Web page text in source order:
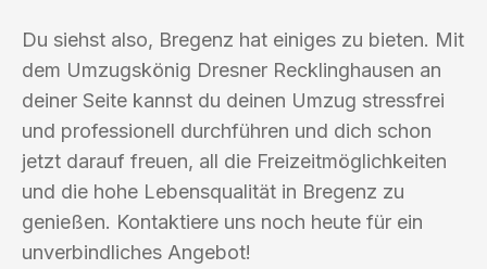
Du siehst also, Bregenz hat einiges zu bieten. Mit
dem Umzugskönig Dresner Recklinghausen an
deiner Seite kannst du deinen Umzug stressfrei
und professionell durchführen und dich schon
jetzt darauf freuen, all die Freizeitmöglichkeiten
und die hohe Lebensqualität in Bregenz zu
genießen. Kontaktiere uns noch heute für ein
unverbindliches Angebot!